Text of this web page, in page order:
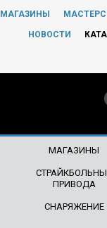
МАГАЗИНЫ
НОВОСТИ
МАГАЗИНЫ
ПРИВОДА
СНАРЯЖЕНИЕ